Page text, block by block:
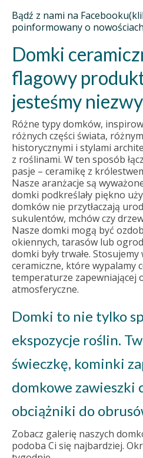
Bądź z nami na
poinformowany o nowościach
Domki
flagowy
jesteśmy
Różne typy domków,
różnych części świata,
historycznymi i stylami
z roślinami. W ten sposób
pasje – ceramikę z
Nasze aranżacje są
domki podkreślały piękno
domków nie przytłaczają
sukulentów, mchów czy
Nasze domki mogą być
okiennych, tarasów lub
domki były trwałe.
ceramiczne, które wypalamy
temperaturze zapewniającej
atmosferyczne.
Domki to nie tylko
ekspozycje roślin.
świeczkę, kominki
domkowe zawieszki
obciążniki do
Zobacz galerię naszych
podoba Ci się najbardziej.